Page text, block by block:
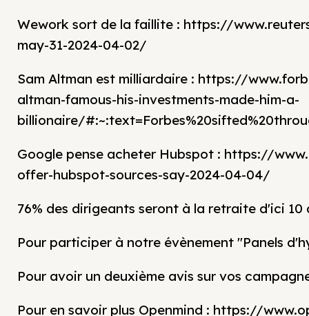
Wework sort de la faillite : https://
may-31-2024-04-02/
Sam Altman est milliardaire : https://
altman-famous-his-investments-made-him-a-
billionaire/
Google pense acheter Hubspot : https://
offer-hubspot-sources-say-2024-04-04/
76% des dirigeants seront à la retraite d'ici
Pour participer à notre évènement "Panels
Pour avoir un deuxième avis sur vos
Pour en savoir plus Openmind : https://